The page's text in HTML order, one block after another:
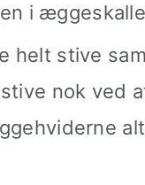
i
helt stive
nok ved